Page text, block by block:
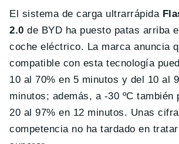
El sistema de carga ultrarrápida
2.0 de BYD ha puesto patas arriba
coche eléctrico. La marca anuncia
compatible con esta tecnología
10 al 70% en 5 minutos y del 10 al
minutos; además, a -30 ºC también
20 al 97% en 12 minutos. Unas
competencia no ha tardado en